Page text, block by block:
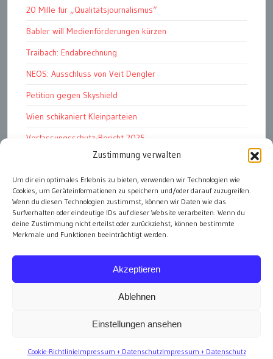
Zustimmung verwalten
Um dir ein optimales Erlebnis zu bieten, verwenden wir Technologien wie
Cookies, um Geräteinformationen zu speichern und/oder darauf zuzugreifen.
Wenn du diesen Technologien zustimmst, können wir Daten wie das
Surfverhalten oder eindeutige IDs auf dieser Website verarbeiten. Wenn du
deine Zustimmung nicht erteilst oder zurückziehst, können bestimmte
Merkmale und Funktionen beeinträchtigt werden.
Akzeptieren
Ablehnen
Einstellungen ansehen
Cookie-RichtlinieImpressum + DatenschutzImpressum + Datenschutz
20 Mille für „Qualitätsjournalismus“
Babler will Medienförderungen kürzen
Traibach: Endabrechnung
NEOS: Ausschluss von Veit Dengler
Petition gegen Skyshield
Wien schikaniert Kleinparteien
Verfassungsschutz-Bericht 2025
Ziel: endloser Krieg
110 statt 90 Mille Medienförderung
Strafen für „Integrations-Verweigerer“
alle Artikel
Impressum